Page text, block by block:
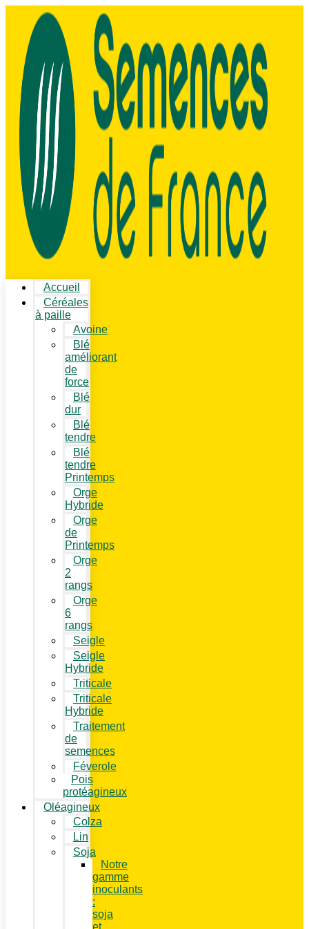
Accueil
Céréales
à paille
Avoine
Blé
améliorant
de
force
Blé
dur
Blé
tendre
Blé
tendre
Printemps
Orge
Hybride
Orge
de
Printemps
Orge
2
rangs
Orge
6
rangs
Seigle
Seigle
Hybride
Triticale
Triticale
Hybride
Traitement
de
semences
Féverole
Pois
protéagineux
Oléagineux
Colza
Lin
Soja
Notre
gamme
inoculants
:
soja
et